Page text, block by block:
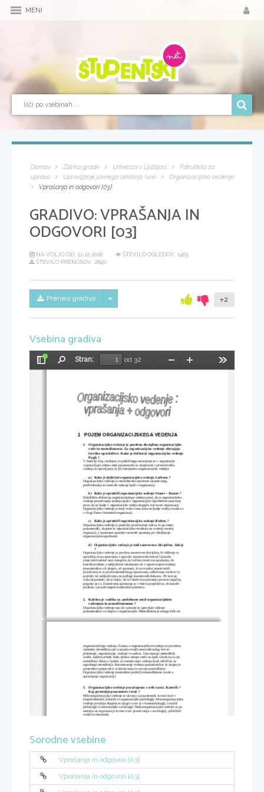
MENI
Domov Zbirka gradiv Univerza v Ljubljani
Fakulteta za
upravo
Upravljanje javnega sektorja (uni)
Organizacijsko vedenje
Vprašanja in odgovori [03]
GRADIVO:VPRAŠANJA IN
ODGOVORI [03]
NA VOLJO OD: 21.12.2018
ŠTEVILO OGLEDOV: 1465
ŠTEVILO PRENOSOV: 2840
Prenesi gradivo Skrij/prikaži meni +2
Vsebina gradiva
Preklopi
Stran:
od 32
Pomanjšaj
1 POJEM ORGANIZACIJSKEGA VEDENJA
1.
Organizacijsko vedenje je posebna disciplina organizacijske
vede in menedžmenta. Za organizacijsko vedenje obstajajo
številne opredelitve. Kako je definiral organizacijsko vedenje
Pugh ?
V funkciji cilja, strukture in praktičnega ustvarjanja se v organizaciji
vzpostavljajo odnosi med posamezniki in skupinami v procesih dela,
vodenja in upravljanja, ki jih imenujemo organizacijsko vedenje.
a) Kako je definiral organizacijsko vedenje Luthans ?
Organizacijsko vedenje je menedžersko spretnost razumevanja,
predvidevanja in kontrole vedenja ljudi v organizaciji.
b) Kako je opredelil organizacijsko vedenje Stuart – Kootze ?
Izhodiščna definicija organizacijskega vedenja pravi, da je organizacijsko
vedenje proučevanje vedenja ljudi v organizacijah. Opredelitev nam torej
pove, da se ljudje v organizacijah vedejo drugače, kot izven organizacij.
Organizacijsko vedenje je torej veda o tem, kako se ljudje vedejo, kadar so
v vlogi članov formalnih organizacij.
c) Kako je opredelil organizacijsko vedenje Robins ?
Organizacijsko vedenje je področje proučevanja vpliva, ki ga imajo
posamezniki, skupine in organizacijska struktura na vedenje znotraj
orgaizacij, z namenom uporabe tovrstnih spoznanj pri izboljšanju
organizacijske uspešnosti.
d) Organizacijsko vedenje je tudi znanstvena disciplina. Zakaj
?
Organizacijsko vedenje je posebna znanstvena disciplina, ki oblikuje in
uporablja svoja spoznanja z uporabo znanstvenih metod. Uporaba
znastvenih metod nam omogoča, da ločimo intuitivna spoznanja, do
katerih pridemo z naključnimi izkušnjami ali z opazovanjem vedenja
posameznikov ali skupin, od spoznanj, ki so rezultat znanstvenih
proučevanj in so plod sistematičnega opazovanja, odkrivanja vzrokov in
posledic ter zaključevanja na podlagi znanstvenih dokazov. Pri tem pa
velja pripomniti, da ni nujno, da so intuitivna spoznanja povsem napačna,
pogosto pa so. Znanstvena spoznanja so v bistvu posplošitve, do katerih
pridemo s proučevanjem konkretnih primerov.
2.
Kakšna je razlika oz. podobnost med organizacijskim
vedenjem in menedžmentom ?
Organizacijsko vedenje nas uči spoznati in upravljati vedenje
posameznikov in skupin v organizacijah. Menedžment je mnogo širši od
organizacijskega vedenja. Znanja o organizacijskem vedenju so potrebna
vsakemu menedžerju pri izvajanju svojih osnovnih nalog, kot so
planiranje, organiziranje, vodenje in nadzor. Zato morajo menedžerji
vedeti, kakšen učinek bodo njihovi ukrepi imeli na ljudi. Glede na to, da
menedžerji delajo z ljudmi, je razumevanje vedenja ljudi odločilno za
uspešnega menedžerja. Razumevanje vedenja posameznikov in skupin je
pomemben prispevek k izobraževanju in razvoju menedžerjev.
Organizacijsko vedenje pomembno področje menedžmenta (vede o
upravljanju organizacij).
3.
Organizacijsko vedenje proučujemo s treh ravni. Katerih ?
Kaj pomenijo posamezne ravni ?
Mikroorganizacijsko vedenje se ukvarja s posamezniki in ima izvor v
eksperimentalni, klinični in organizacijski psihologiji. Mezoorganizacijsko
vedenje proučuje skupine in njegov izvor je v komunikologiji, socialni
psihologiji in interakcijski sociologiji. Makroorganizacijsko vedenje se pa
usmerja na organizacije in ima izvor proučevanja v sociologiji, političnih
vedah in ekonomiji.
5.
  Katere sposobnosti organizacijskega vedenja so potrebne za
Kast govori o treh temeljnih skupinah veščin za uspešno vodenje, in sicer
o tehničnih, socialnih in strategijskih veščinah. Vendar pa klasifikacija po
uspešno delegiranje, motiviranje ljudi, vodenje timov, vodenje sestankov,
uspešna prezentacija (poučevanje), uspešno pogajanje, vodenje razgovora
Sorodne vsebine
Vprašanja in odgovori [03]
Vprašanja in odgovori [03]